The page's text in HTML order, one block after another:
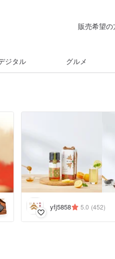
販売希望の
ジタル グルメ
yfj5858 5.0 (452)